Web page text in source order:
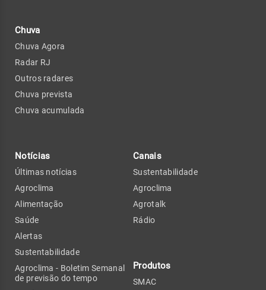
Chuva
Chuva Agora
Radar RJ
Outros radares
Chuva prevista
Chuva acumulada
Notícias
Últimas notícias
Agroclima
Alimentação
Saúde
Alertas
Sustentabilidade
Agroclima - Boletim Semanal
de previsão do tempo
Canais
Sustentabilidade
Agroclima
Agrotalk
Rádio
Produtos
SMAC